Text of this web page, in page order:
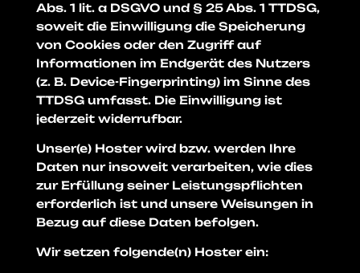
Abs. 1 lit. a DSGVO und § 25 Abs. 1 TTDSG,
soweit die Einwilligung die Speicherung
von Cookies oder den Zugriff auf
Informationen im Endgerät des Nutzers
(z. B. Device-Fingerprinting) im Sinne des
TTDSG umfasst. Die Einwilligung ist
jederzeit widerrufbar.
Unser(e) Hoster wird bzw. werden Ihre
Daten nur insoweit verarbeiten, wie dies
zur Erfüllung seiner Leistungspflichten
erforderlich ist und unsere Weisungen in
Bezug auf diese Daten befolgen.
Wir setzen folgende(n) Hoster ein: